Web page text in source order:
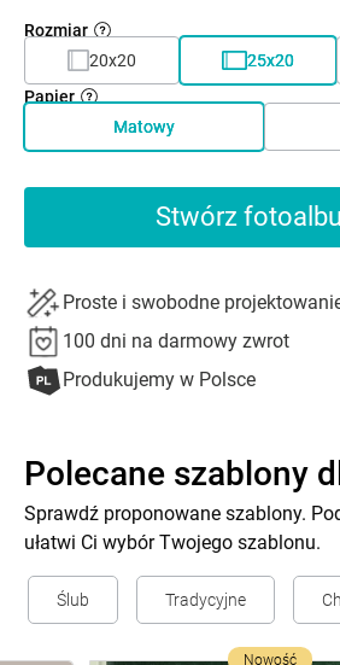
Rozmiar
20x20
25x20
Papier
Matowy
Stwórz
Proste i swobodne
100 dni na darmowy zwrot
Produkujemy w Polsce
Polecane szablony
Sprawdź proponowane szablony.
ułatwi Ci wybór Twojego szablonu.
Ślub Tradycyjne
Nowość